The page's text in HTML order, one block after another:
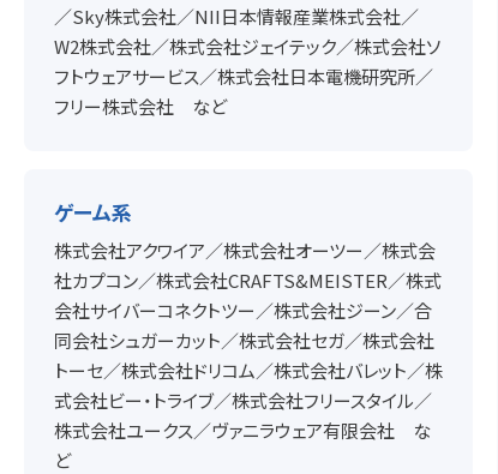
／Sky株式会社／NII日本情報産業株式会社／
W2株式会社／株式会社ジェイテック／株式会社ソ
フトウェアサービス／株式会社日本電機研究所／
フリー株式会社 など
ゲーム系
株式会社アクワイア／株式会社オーツー／株式会
社カプコン／株式会社CRAFTS&MEISTER／株式
会社サイバーコネクトツー／株式会社ジーン／合
同会社シュガーカット／株式会社セガ／株式会社
トーセ／株式会社ドリコム／株式会社バレット／株
式会社ビー・トライブ／株式会社フリースタイル／
株式会社ユークス／ヴァニラウェア有限会社 な
ど